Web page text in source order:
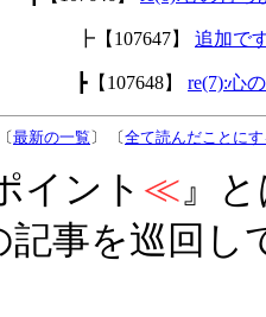
┣【107647】 追加で
┣【107648】 re(7):心
最新の一覧 〕 〔全て読んだことに
イント ≪』
記事を巡回